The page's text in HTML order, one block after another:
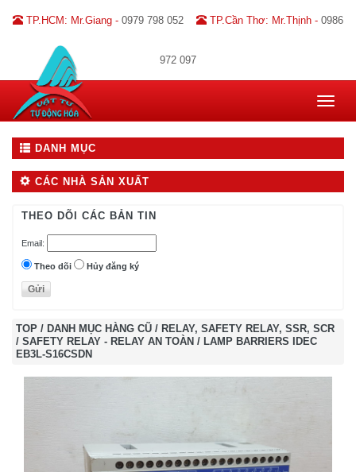
TP.HCM: Mr.Giang - 0979 798 052 TP.Cần Thơ: Mr.Thịnh - 0986
972 097
Toggle
DANH MỤC
CÁC NHÀ SẢN XUẤT
THEO DÕI CÁC BẢN TIN
Email:
Theo dõi Hủy đăng ký
TOP / DANH MỤC HÀNG CŨ / RELAY, SAFETY RELAY, SSR, SCR
/ SAFETY RELAY - RELAY AN TOÀN / LAMP BARRIERS IDEC
EB3L-S16CSDN